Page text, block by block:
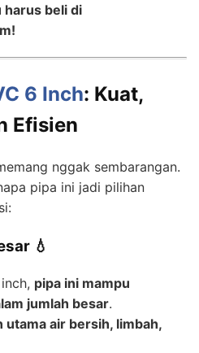
harus beli di
6 Inch: Kuat,
Efisien
nggak sembarangan.
pipa ini jadi pilihan
💧
pipa ini mampu
jumlah besar.
utama air bersih, limbah,